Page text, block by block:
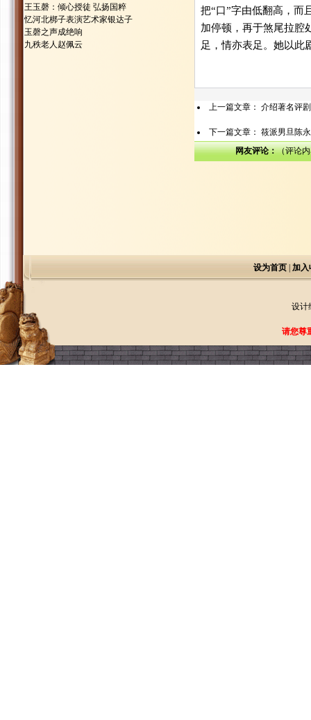
王玉磬：倾心授徒 弘扬国粹
忆河北梆子表演艺术家银达子
玉磬之声成绝响
九秩老人赵佩云
把“口”字由低翻高，而
加停顿，再于煞尾拉腔
足，情亦表足。她以此
上一篇文章： 介绍著名评
下一篇文章： 筱派男旦陈
网友评论：（评论
设为首页| 加入
设计
请您尊